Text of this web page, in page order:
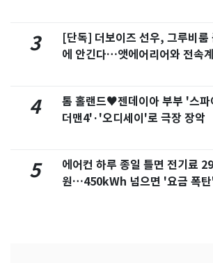
3
[단독] 더보이즈 선우, 그루비룸
에 안긴다…앳에어리어와 전속
4
톰 홀랜드♥젠데이아 부부 '스파
더맨4'·'오디세이'로 극장 장악
5
에어컨 하루 종일 틀면 전기료
원…450kWh 넘으면 '요금 폭